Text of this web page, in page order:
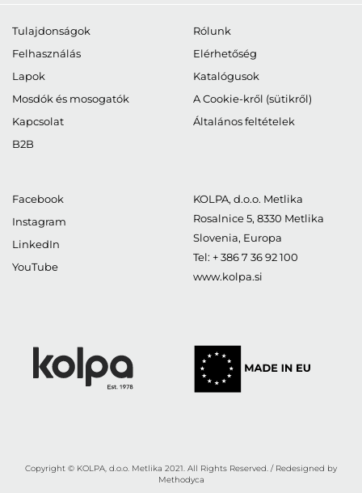
Tulajdonságok
Felhasználás
Lapok
Mosdók és mosogatók
Kapcsolat
B2B
Rólunk
Elérhetőség
Katalógusok
A Cookie-kről (sütikről)
Általános feltételek
Facebook
Instagram
LinkedIn
YouTube
KOLPA, d.o.o. Metlika
Rosalnice 5, 8330 Metlika
Slovenia, Europa
Tel: + 386 7 36 92 100
www.kolpa.si
Copyright © KOLPA, d.o.o. Metlika 2021. All Rights Reserved. / Redesigned by
Methodyca